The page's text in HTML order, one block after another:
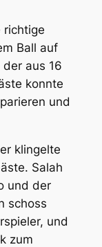
richtige
Ball auf
aus 16
konnte
und
klingelte
Salah
und der
schoss
und
zum